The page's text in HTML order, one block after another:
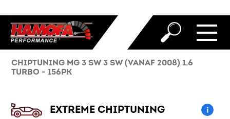
CHIPTUNING MG 3 SW 3 SW (VANAF 2008) 1.6
TURBO - 156PK
EXTREME CHIPTUNING